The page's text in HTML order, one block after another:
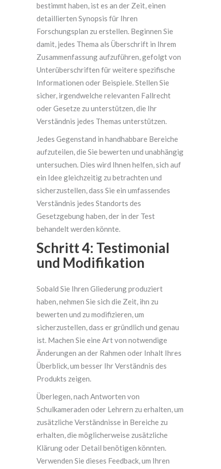
bestimmt haben, ist es an der Zeit, einen
detaillierten Synopsis für Ihren
Forschungsplan zu erstellen. Beginnen Sie
damit, jedes Thema als Überschrift in Ihrem
Zusammenfassung aufzuführen, gefolgt von
Unterüberschriften für weitere spezifische
Informationen oder Beispiele. Stellen Sie
sicher, irgendwelche relevanten Fallrecht
oder Gesetze zu unterstützen, die Ihr
Verständnis jedes Themas unterstützen.
Jedes Gegenstand in handhabbare Bereiche
aufzuteilen, die Sie bewerten und unabhängig
untersuchen. Dies wird Ihnen helfen, sich auf
ein Idee gleichzeitig zu betrachten und
sicherzustellen, dass Sie ein umfassendes
Verständnis jedes Standorts des
Gesetzgebung haben, der in der Test
behandelt werden könnte.
Schritt 4: Testimonial
und Modifikation
Sobald Sie Ihren Gliederung produziert
haben, nehmen Sie sich die Zeit, ihn zu
bewerten und zu modifizieren, um
sicherzustellen, dass er gründlich und genau
ist. Machen Sie eine Art von notwendige
Änderungen an der Rahmen oder Inhalt Ihres
Überblick, um besser Ihr Verständnis des
Produkts zeigen.
Überlegen, nach Antworten von
Schulkameraden oder Lehrern zu erhalten, um
zusätzliche Verständnisse in Bereiche zu
erhalten, die möglicherweise zusätzliche
Klärung oder Detail benötigen könnten.
Verwenden Sie dieses Feedback, um Ihren